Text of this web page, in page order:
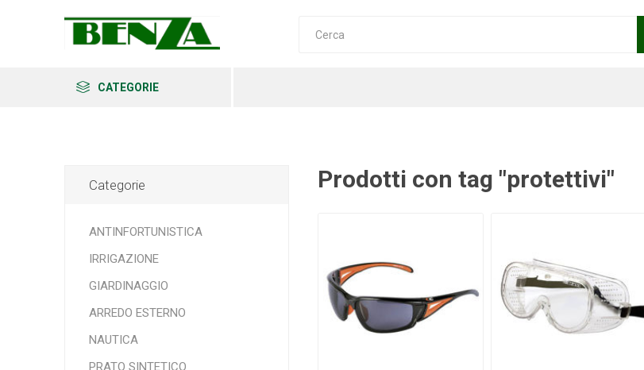
CATEGORIE
Gardena Griffon
Gamma
pennelli
Prodotti con tag "protettivi"
Categorie
ANTINFORTUNISTICA
IRRIGAZIONE
GIARDINAGGIO
ARREDO ESTERNO
NAUTICA
PRATO SINTETICO